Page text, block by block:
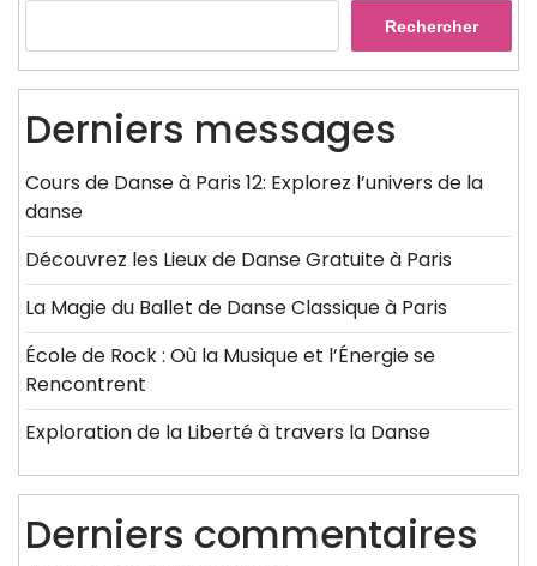
Rechercher
Derniers messages
Cours de Danse à Paris 12: Explorez l’univers de la
danse
Découvrez les Lieux de Danse Gratuite à Paris
La Magie du Ballet de Danse Classique à Paris
École de Rock : Où la Musique et l’Énergie se
Rencontrent
Exploration de la Liberté à travers la Danse
Derniers commentaires